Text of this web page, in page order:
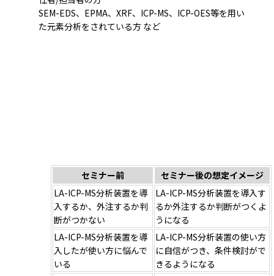
SEM-EDS、EPMA、XRF、ICP-MS、ICP-OES等を用い
た元素分析をされている方 など
セミナー前
セミナー後の想定イメージ
LA-ICP-MS分析装置を導
入するか、外注するか判
断がつかない
LA-ICP-MS分析装置を導入す
るか外注するか判断がつくよ
うになる
LA-ICP-MS分析装置を導
入したが使い方に悩んで
いる
LA-ICP-MS分析装置の使い方
に自信がつき、条件検討がで
きるようになる